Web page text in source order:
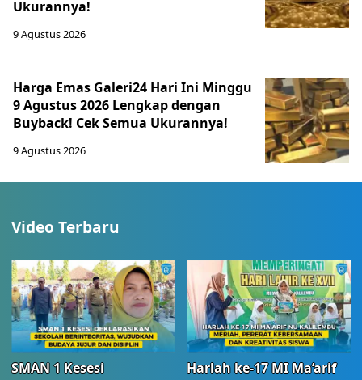
Ukurannya!
9 Agustus 2026
Harga Emas Galeri24 Hari Ini Minggu
9 Agustus 2026 Lengkap dengan
Buyback! Cek Semua Ukurannya!
9 Agustus 2026
Video Terbaru
SMAN 1 Kesesi
Harlah ke-17 MI Ma’arif